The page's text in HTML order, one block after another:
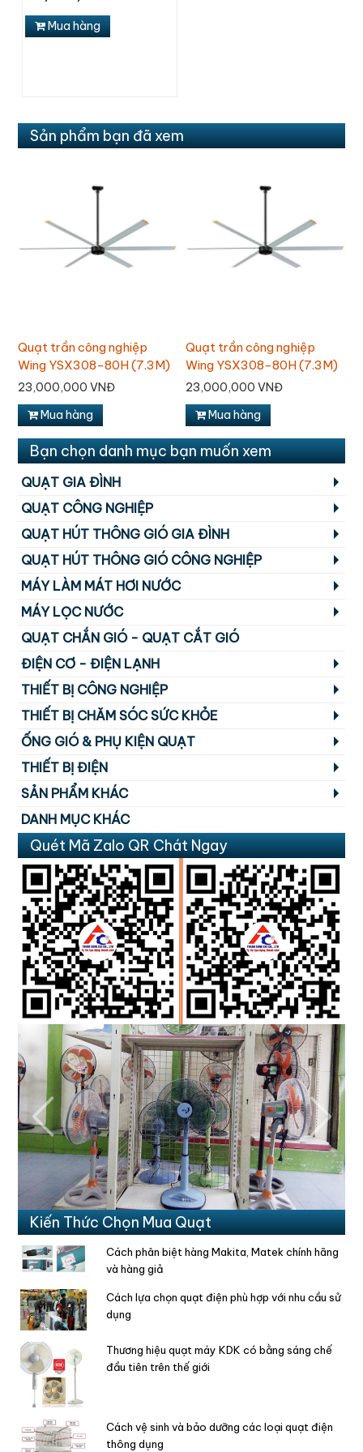
Mua hàng
Sản phẩm bạn đã xem
Quạt trần công nghiệp
Wing YSX308-80H (7.3M)
23,000,000 VNĐ
Mua hàng
Quạt trần công nghiệp
Wing YSX308-80H (7.3M)
23,000,000 VNĐ
Mua hàng
Bạn chọn danh mục bạn muốn xem
QUẠT GIA ĐÌNH
QUẠT CÔNG NGHIỆP
QUẠT HÚT THÔNG GIÓ GIA ĐÌNH
QUẠT HÚT THÔNG GIÓ CÔNG NGHIỆP
MÁY LÀM MÁT HƠI NƯỚC
MÁY LỌC NƯỚC
QUẠT CHẮN GIÓ - QUẠT CẮT GIÓ
ĐIỆN CƠ - ĐIỆN LẠNH
THIẾT BỊ CÔNG NGHIỆP
THIẾT BỊ CHĂM SÓC SỨC KHỎE
ỐNG GIÓ & PHỤ KIỆN QUẠT
THIẾT BỊ ĐIỆN
SẢN PHẨM KHÁC
DANH MỤC KHÁC
Quét Mã Zalo QR Chát Ngay
Previous Next
Kiến Thức Chọn Mua Quạt
Cách phân biệt hàng Makita, Matek chính hãng
và hàng giả
Cách lựa chọn quạt điện phù hợp với nhu cầu sử
dụng
Thương hiệu quạt máy KDK có bằng sáng chế
đầu tiên trên thế giới
Cách vệ sinh và bảo dưỡng các loại quạt điện
thông dụng